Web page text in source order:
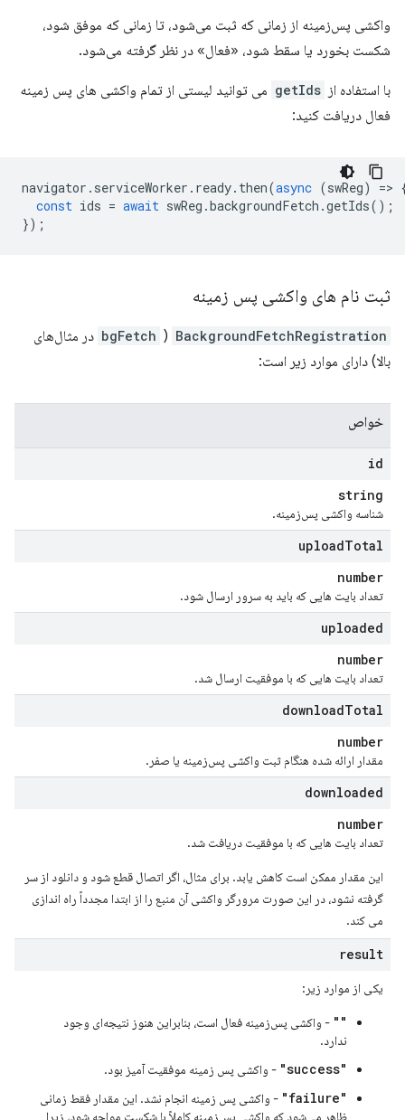
واکشی پس‌زمینه از زمانی که ثبت می‌شود، تا زمانی که موفق شود،
شکست بخورد یا سقط شود، «فعال» در نظر گرفته می‌شود.
با استفاده از getIds می توانید لیستی از تمام واکشی های پس زمینه
فعال دریافت کنید:
navigator . serviceWorker . ready. then(async (swReg) =>
const ids = await swReg .backgroundFetch .getIds();
});
ثبت نام های واکشی پس زمینه
BackgroundFetchRegistration
(
bgFetch در مثال‌های
بالا) دارای موارد زیر است:
خواص
id
string
شناسه واکشی پس‌زمینه.
uploadTotal
number
تعداد بایت هایی که باید به سرور ارسال شود.
uploaded
number
تعداد بایت هایی که با موفقیت ارسال شد.
downloadTotal
number
مقدار ارائه شده هنگام ثبت واکشی پس‌زمینه یا صفر.
downloaded
number
تعداد بایت هایی که با موفقیت دریافت شد.
این مقدار ممکن است کاهش یابد. برای مثال، اگر اتصال قطع شود و دانلود از سر
گرفته نشود، در این صورت مرورگر واکشی آن منبع را از ابتدا مجدداً راه اندازی
می کند.
result
یکی از موارد زیر:
"" - واکشی پس‌زمینه فعال است، بنابراین هنوز نتیجه‌ای وجود
ندارد.
"success" - واکشی پس زمینه موفقیت آمیز بود.
"failure"
- واکشی پس زمینه انجام نشد. این مقدار فقط زمانی
ظاهر می‌شود که واکشی پس‌زمینه کاملاً با شکست مواجه شود، زیرا